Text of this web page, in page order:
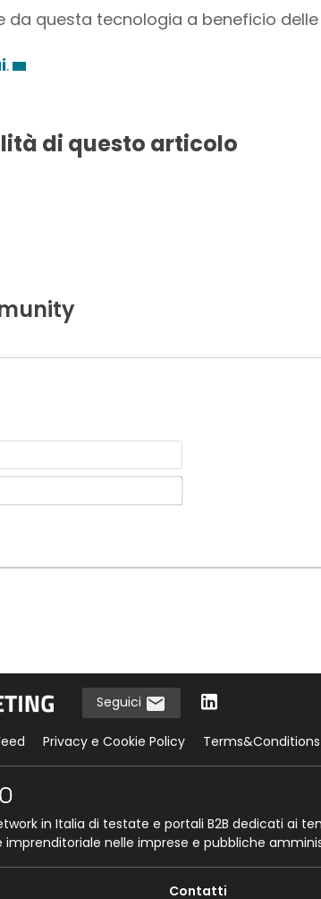
da questa tecnologia a beneficio delle
.
di questo articolo
Nome
Email*
Seguici
Privacy e Cookie Policy
in Italia di testate e portali B2B dedicati ai
nelle imprese e pubbliche
Contatti